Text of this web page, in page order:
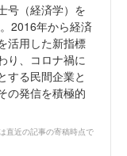
号（経済学）を
2016年から経済
活用した新指標
り、コロナ禍に
する民間企業と
の発信を積極的
直近の記事の寄稿時点で